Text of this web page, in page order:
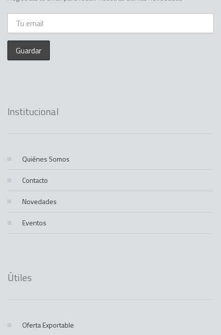
Institucional
Quiénes Somos
Contacto
Novedades
Eventos
Útiles
Oferta Exportable